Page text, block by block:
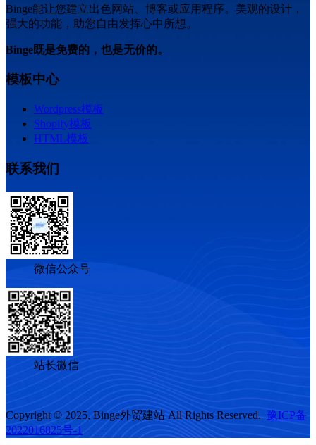
Binge能让您建立出色网站、博客或应用程序。美观的设计，
强大的功能，助您自由发挥心中所想。
Binge既是免费的，也是无价的。
模板中心
Wordpress模板
Shopify模板
HTML模板
联系我们
微信公众号
站长微信
Copyright © 2025, Binge外贸建站 All Rights Reserved. 豫ICP备
2022016825号-1